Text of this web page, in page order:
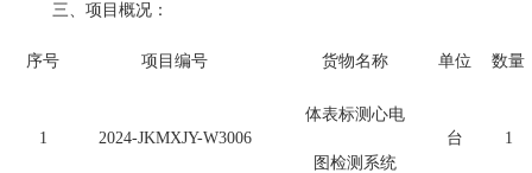
三、项目概况：
序号 项目编号 货物名称 单位 数量
1 2024-JKMXJY-W3006
体表标测心电
图检测系统
台 1